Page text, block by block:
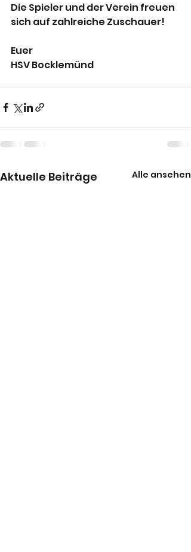
Die Spieler und der Verein freuen
sich auf zahlreiche Zuschauer!
Euer
HSV Bocklemünd
Aktuelle Beiträge Alle ansehen